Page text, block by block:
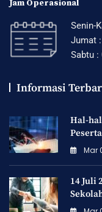
Jam Operasional
Senin-
Jumat
Sabtu :
Informasi
Hal-
Mar
14 Juli